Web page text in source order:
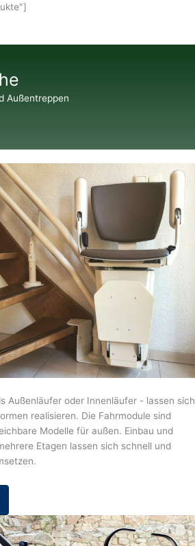
Außentreppen
Außenläufer oder Innenläufer - lassen sich
realisieren. Die Fahrmodule sind
Modelle für außen. Einbau und
Etagen lassen sich schnell und